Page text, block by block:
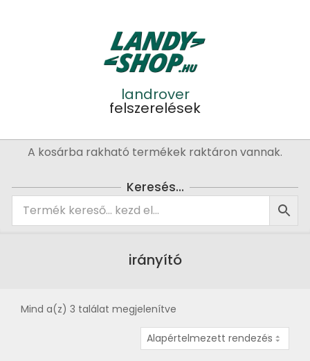
landrover
felszerelések
PrimaryA kosárba rakható termékek raktáron vannak.
Keresés…
irányító
Mind a(z) 3 találat megjelenítve